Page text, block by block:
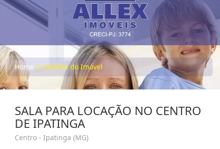
Home Detalhe do Imóvel
SALA PARA LOCAÇÃO NO CENTRO
DE IPATINGA
Centro - Ipatinga (MG)